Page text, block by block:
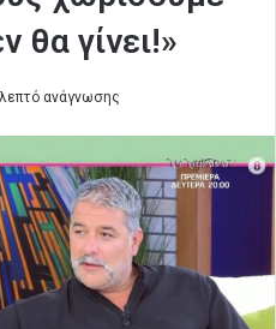
θα γίνει!»
ανάγνωσης